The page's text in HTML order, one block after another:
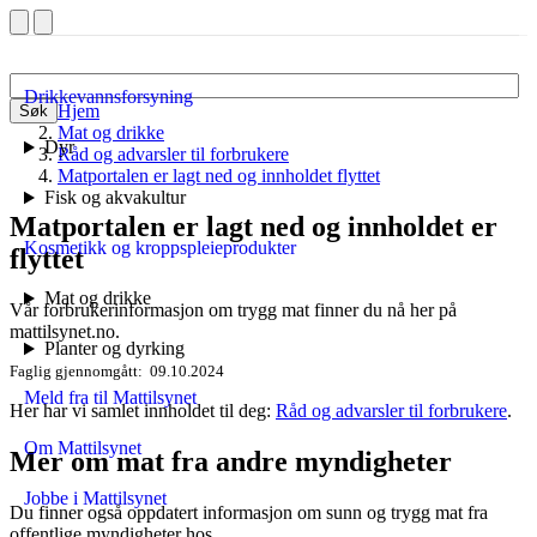
Søk
Drikkevannsforsyning
Dyr
Fisk og akvakultur
Kosmetikk og kroppspleieprodukter
Mat og drikke
Planter og dyrking
Meld fra til Mattilsynet
Om Mattilsynet
Jobbe i Mattilsynet
Hjem
Mat og drikke
Råd og advarsler til forbrukere
Matportalen er lagt ned og innholdet flyttet
Matportalen er lagt ned og innholdet er
flyttet
Vår forbrukerinformasjon om trygg mat finner du nå her på
mattilsynet.no.
Faglig gjennomgått 09.10.2024
Her har vi samlet innholdet til deg: Råd og advarsler til forbrukere.
Mer om mat fra andre myndigheter
Du finner også oppdatert informasjon om sunn og trygg mat fra